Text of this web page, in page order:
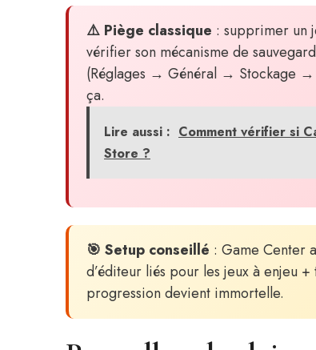
⚠️ Piège classique : supprimer un
vérifier son mécanisme de
(Réglages → Général → Stockage
ça.
Lire aussi : Comment vérifier si
Store ?
🎯 Setup conseillé : Game Center
d’éditeur liés pour les jeux à enjeu
progression devient immortelle.